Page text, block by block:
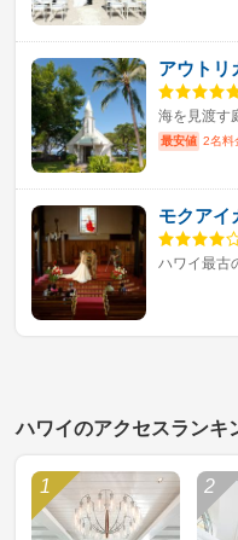
アウトリ
海を見渡す
最安値 2名料
モクアイ
ハワイ最古
ハワイのアクセスランキ